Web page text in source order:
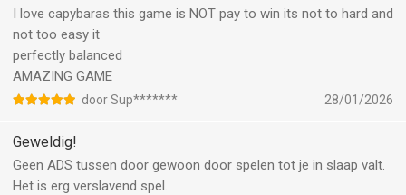
I love capybaras this game is NOT pay to win its not to hard and
not too easy it
perfectly balanced
AMAZING GAME
door Sup******* 28/01/2026
Geweldig!
Geen ADS tussen door gewoon door spelen tot je in slaap valt.
Het is erg verslavend spel.